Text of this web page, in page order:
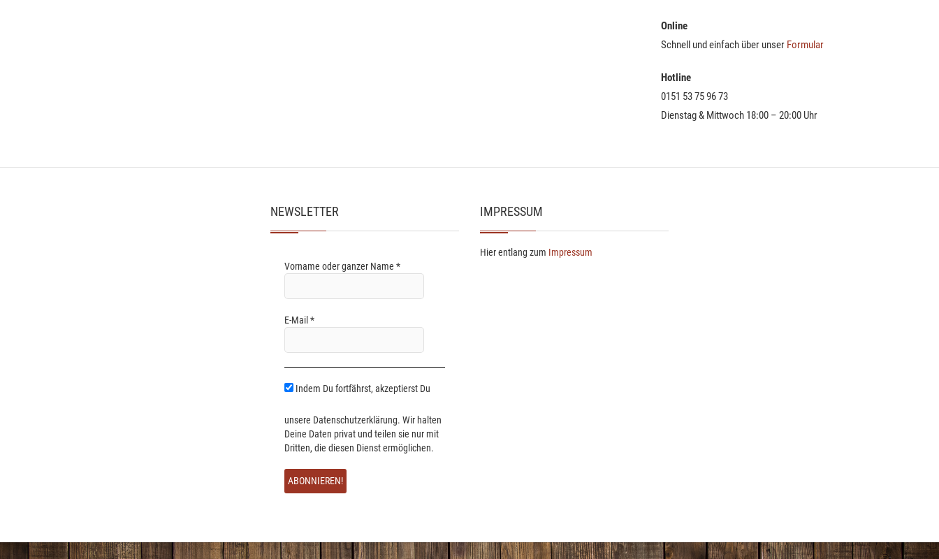
Online
Schnell und einfach über unser Formular
Hotline
0151 53 75 96 73
Dienstag & Mittwoch 18:00 – 20:00 Uhr
NEWSLETTER
Vorname oder ganzer Name *
E-Mail *
Indem Du fortfährst, akzeptierst Du
unsere Datenschutzerklärung. Wir halten
Deine Daten privat und teilen sie nur mit
Dritten, die diesen Dienst ermöglichen.
IMPRESSUM
Hier entlang zum Impressum